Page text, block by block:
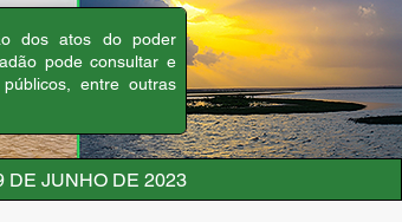
dos atos do poder
pode consultar e
entre outras
DE JUNHO DE 2023